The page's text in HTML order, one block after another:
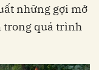
những gợi mở
trong quá trình